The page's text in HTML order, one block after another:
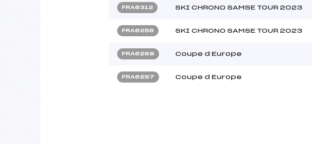
FRA6312 SKI CHRONO SAMSE TOUR 2023
FRA6256 SKI CHRONO SAMSE TOUR 2023
FRA6298 Coupe d Europe
FRA6297 Coupe d Europe